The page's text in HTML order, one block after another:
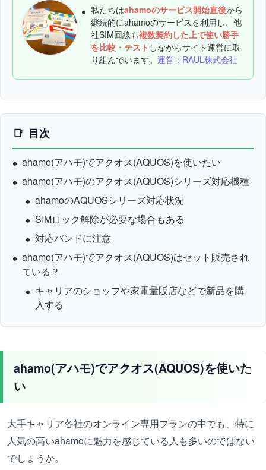
私たちはahamoのサービス開始直後から
継続的にahamoのサービスを利用し、他
社SIM回線も複数契約した上で使い勝手
を比較・テスト しながらサイト運営に取
り組んでいます。 運営：RAUL株式会社
目次
ahamo(アハモ)でアクオス(AQUOS)を使いたい
ahamo(アハモ)のアクオス(AQUOS)シリーズ対応機種
ahamoのAQUOSシリーズ対応状況
SIMロック解除が必要な場合もある
対応バンドに注意
ahamo(アハモ)でアクオス(AQUOS)はセット販売され
ている？
キャリアのショップや家電量販店などで新品を購
入する
ahamo(アハモ)でアクオス(AQUOS)を使いた
い
大手キャリア各社のオンライン専用プランの中でも、特に
人気の高いahamoに魅力を感じている人も多いのではない
でしょうか。